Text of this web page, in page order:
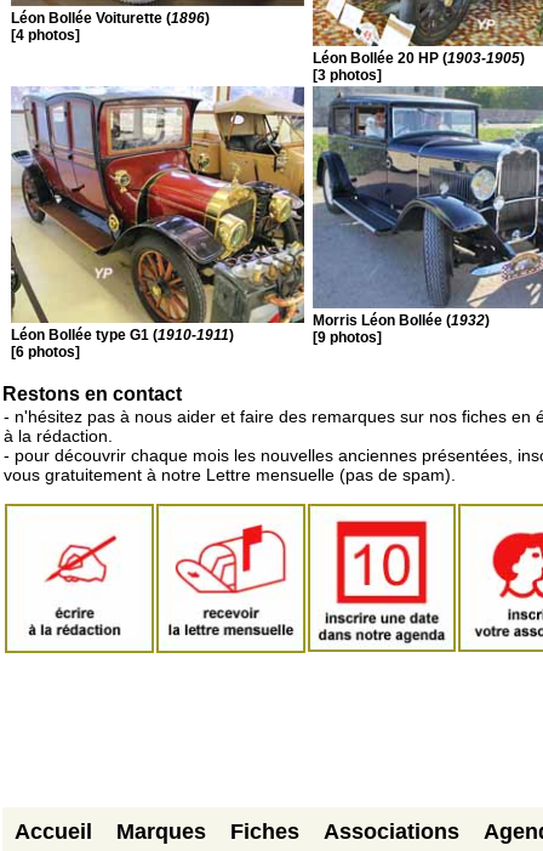
Léon Bollée Voiturette (1896)
[4 photos]
Léon Bollée 20 HP (1903-1905)
[3 photos]
Léon Bollée type G1 (1910-1911)
[6 photos]
Morris Léon Bollée (1932)
[9 photos]
Restons en contact
- n'hésitez pas à nous aider et faire des remarques sur nos fiches en
à la rédaction.
- pour découvrir chaque mois les nouvelles anciennes présentées,
vous gratuitement à notre Lettre mensuelle (pas de spam).
Accueil Marques Fiches Associations